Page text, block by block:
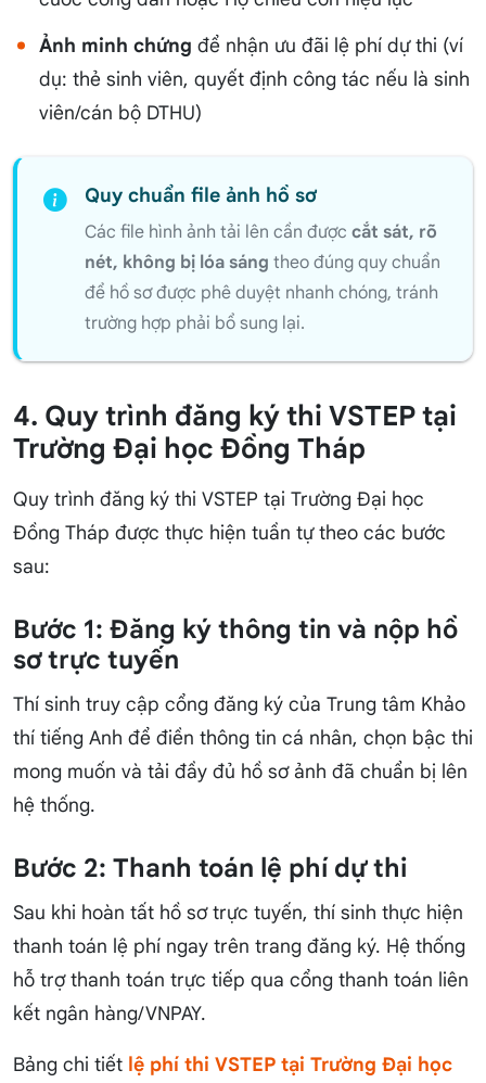
Ảnh minh chứng để nhận ưu đãi lệ phí dự thi (ví
dụ: thẻ sinh viên, quyết định công tác nếu là sinh
viên/cán bộ DTHU)
Quy chuẩn file ảnh hồ sơ
Các file hình ảnh tải lên cần được cắt sát, rõ
nét, không bị lóa sáng theo đúng quy chuẩn
để hồ sơ được phê duyệt nhanh chóng, tránh
trường hợp phải bổ sung lại.
4. Quy trình đăng ký thi VSTEP tại
Trường Đại học Đồng Tháp
Quy trình đăng ký thi VSTEP tại Trường Đại học
Đồng Tháp được thực hiện tuần tự theo các bước
sau:
Bước 1: Đăng ký thông tin và nộp hồ
sơ trực tuyến
Thí sinh truy cập cổng đăng ký của Trung tâm Khảo
thí tiếng Anh để điền thông tin cá nhân, chọn bậc thi
mong muốn và tải đầy đủ hồ sơ ảnh đã chuẩn bị lên
hệ thống.
Bước 2: Thanh toán lệ phí dự thi
Sau khi hoàn tất hồ sơ trực tuyến, thí sinh thực hiện
thanh toán lệ phí ngay trên trang đăng ký. Hệ thống
hỗ trợ thanh toán trực tiếp qua cổng thanh toán liên
kết ngân hàng/VNPAY.
Bảng chi tiết lệ phí thi VSTEP tại Trường Đại học